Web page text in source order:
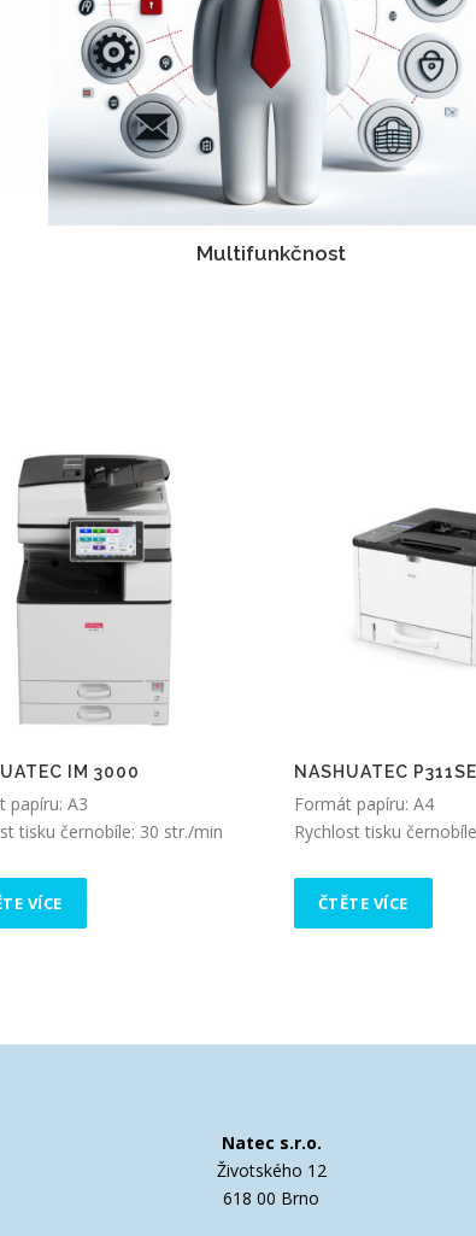
Multifunkčnost
IM 3000
papíru: A3
tisku černobíle: 30 str./min
VÍCE
NASHUATEC P311SE
Formát papíru: A4
Rychlost tisku
ČTĚTE VÍCE
Natec s.r.o.
Životského 12
618 00 Brno